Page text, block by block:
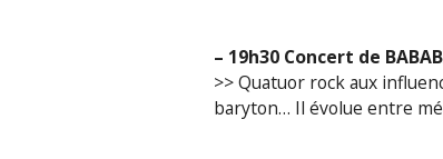
– 19h30 Concert de
>> Quatuor rock aux
baryton… Il évolue entre